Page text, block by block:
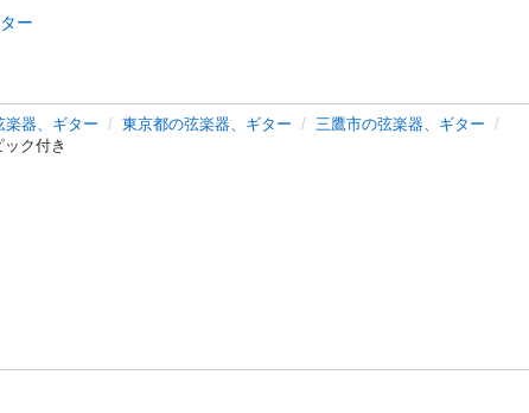
ー
楽器、ギター 東京都の弦楽器、ギター
三鷹市の弦楽器、ギター
ク付き